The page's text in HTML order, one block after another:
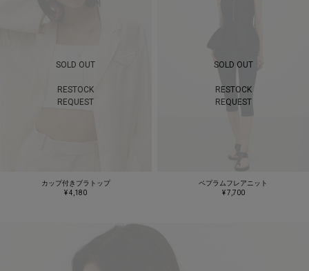
SOLD OUT
RESTOCK
REQUEST
カップ付きブラトップ
¥ 4,180
SOLD OUT
RESTOCK
REQUEST
ペプラムフレアニット
¥ 7,700